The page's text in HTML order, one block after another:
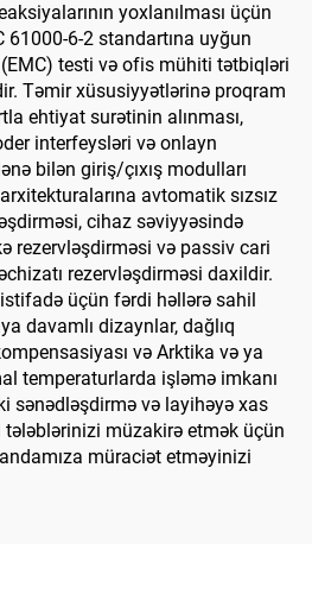
yoxlanılması üçün
61000-6-2 standartına uyğun
testi və ofis mühiti tətbiqləri
Təmir xüsusiyyətlərinə proqram
ehtiyat surətinin alınması,
interfeysləri və onlayn
bilən giriş/çıxış modulları
avtomatik sızsız
cihaz səviyyəsində
rezervləşdirməsi və passiv cari
rezervləşdirməsi daxildir.
üçün fərdi həllərə sahil
davamlı dizaynlar, dağlıq
və Arktika və ya
temperaturlarda işləmə imkanı
sənədləşdirmə və layihəyə xas
müzakirə etmək üçün
müraciət etməyinizi